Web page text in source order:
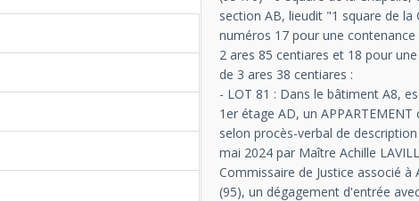
section AB, lieudit "1 square de la
numéros 17 pour une contenance
2 ares 85 centiares et 18 pour
de 3 ares 38 centiares :
- LOT 81 : Dans le bâtiment A8,
1er étage AD, un
selon procès-verbal de description
mai 2024 par Maître Achille
Commissaire de Justice associé à
(95), un dégagement d'entrée